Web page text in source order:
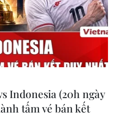
bộ y tế thuộc diện áp lực
là những tác hại không
ồn, bức xạ ion hóa, sóng
Indonesia (20h ngày
tấm vé bán kết